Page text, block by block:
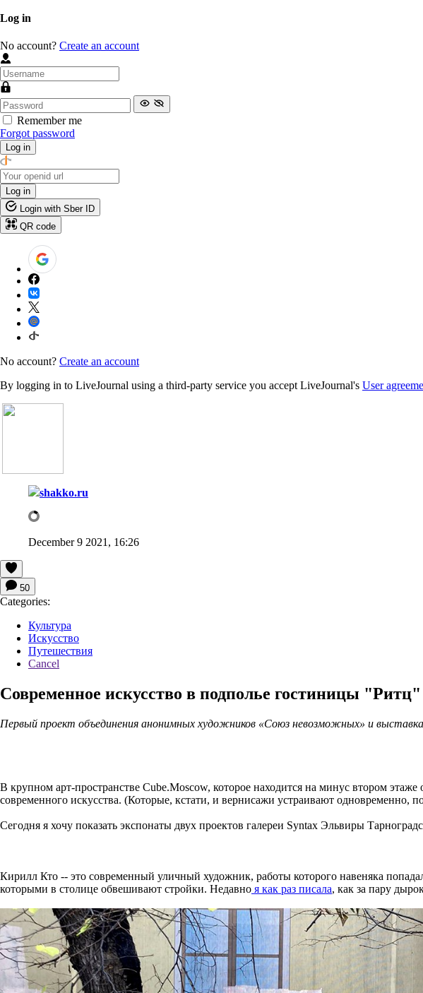
Log in
No account? Create an account
Remember me
Forgot password
Log in
Log in
Login with Sber ID
QR code
No account? Create an account
By logging in to LiveJournal using a third-party service you accept LiveJournal's User
shakko.ru
December 9 2021, 16:26
50
Categories:
Культура
Искусство
Путешествия
Cancel
Современное искусство в подполье гостиницы
Первый проект объединения анонимных художников «Союз невозможных» и
В крупном арт-пространстве Cube.Moscow, которое находится на минус втором
современного искусства. (Которые, кстати, и вернисажи устраивают одновременно,
Сегодня я хочу показать экспонаты двух проектов галереи Syntax Эльвиры
Кирилл Кто -- это современный уличный художник, работы которого навеняка
которыми в столице обвешивают стройки. Недавно я как раз писала, как за пару